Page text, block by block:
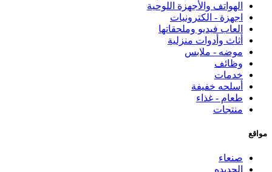
الهواتف والأجهزة اللوحية
اجهزة - الكترونيات
العاب فيديو وملحقاتها
أثاث وأدوات منزلية
موضه - ملابس
وظائف
خدمات
أسلحه خفيفة
طعام - غذاء
منتجات
مواقع
صنعاء
الحديده